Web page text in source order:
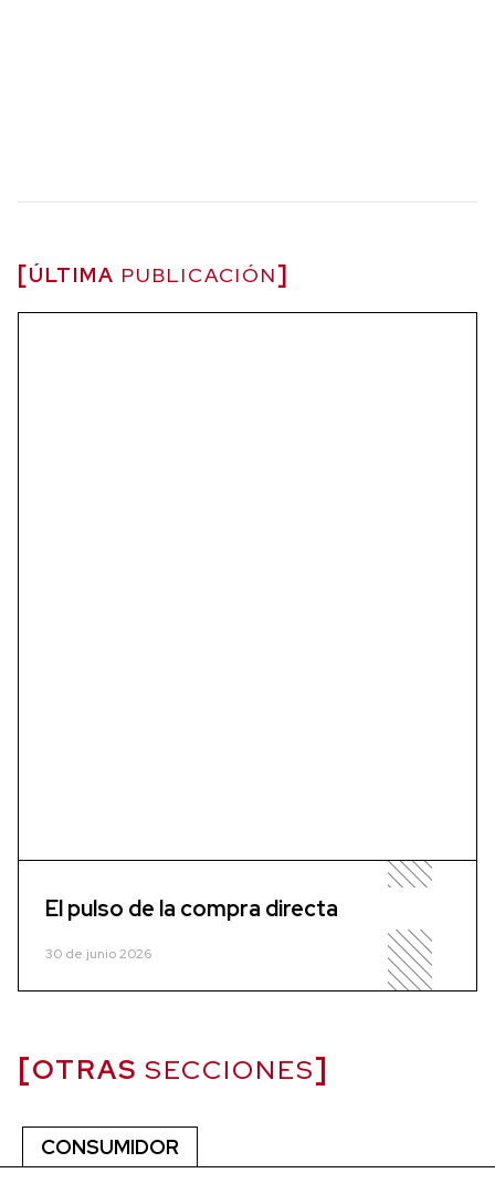
ÚLTIMA PUBLICACIÓN
El pulso de la compra directa
30 de junio 2026
OTRAS SECCIONES
CONSUMIDOR